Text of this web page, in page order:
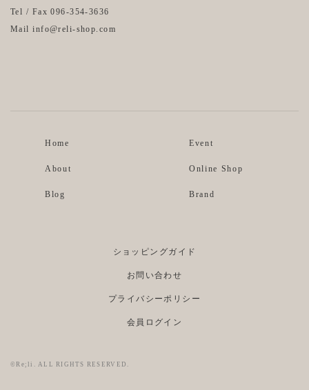
Tel / Fax 096-354-3636
Mail info@reli-shop.com
Home
About
Blog
Event
Online Shop
Brand
ショッピングガイド
お問い合わせ
プライバシーポリシー
会員ログイン
©Re;li. ALL RIGHTS RESERVED.